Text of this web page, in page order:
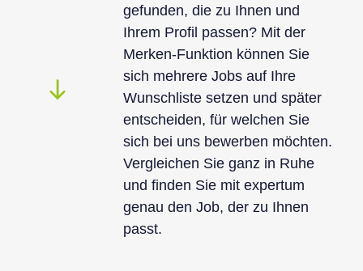
gefunden, die zu Ihnen und
Ihrem Profil passen? Mit der
Merken-Funktion können Sie
sich mehrere Jobs auf Ihre
Wunschliste setzen und später
entscheiden, für welchen Sie
sich bei uns bewerben möchten.
Vergleichen Sie ganz in Ruhe
und finden Sie mit expertum
genau den Job, der zu Ihnen
passt.